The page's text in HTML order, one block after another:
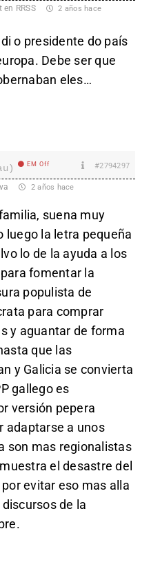
en RRSS 2 años hace
o presidente do país
Debe ser que
eles…
EM Off #2794297
2 años hace
suena muy
luego la letra pequeña
lo de la ayuda a los
fomentar la
populista de
para comprar
y aguantar de forma
que las
y Galicia se convierta
gallego es
versión pepera
adaptarse a unos
son mas regionalistas
el desastre del
evitar eso mas alla
de la